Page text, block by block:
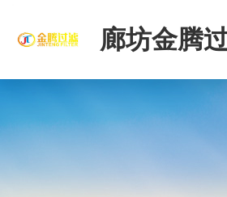
廊坊金腾